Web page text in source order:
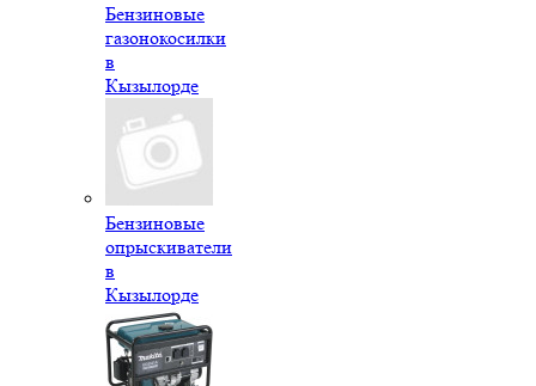
Бензиновые
газонокосилки
в
Кызылорде
Бензиновые
опрыскиватели
в
Кызылорде